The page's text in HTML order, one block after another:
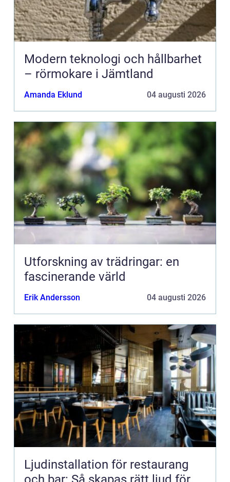
Modern teknologi och hållbarhet
– rörmokare i Jämtland
Amanda Eklund 04 augusti 2026
Utforskning av trädringar: en
fascinerande värld
Erik Andersson 04 augusti 2026
Ljudinstallation för restaurang